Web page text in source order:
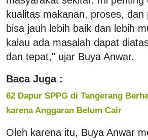
kualitas makanan, proses, dan
bisa jauh lebih baik dan lebih
kalau ada masalah dapat
dan tepat," ujar Buya Anwar.
Baca Juga :
62 Dapur SPPG di Tangerang
karena Anggaran Belum Cair
Oleh karena itu, Buya Anwar